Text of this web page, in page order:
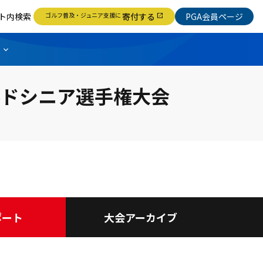
内検索 ゴルフ普及・ジュニア支援に 寄付する open_in_new PGA会員ページ
シニア選手権大会
ト 大会アーカイブ